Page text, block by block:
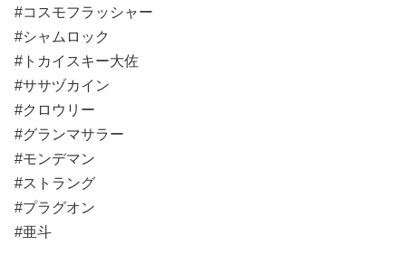
#コスモフラッシャー
#シャムロック
#トカイスキー大佐
#ササヅカイン
#クロウリー
#グランマサラー
#モンデマン
#ストラング
#プラグオン
#亜斗